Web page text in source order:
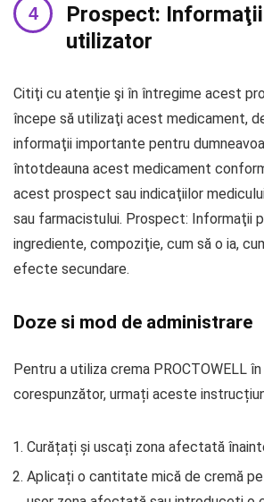
Prospect:
utilizator
Citiţi cu atenţie şi în întregime acest
începe să utilizaţi acest medicament,
informaţii importante pentru
întotdeauna acest medicament
acest prospect sau indicaţiilor
sau farmacistului. Prospect: Informaţii
ingrediente, compoziţie, cum să o ia,
efecte secundare.
Doze si mod de administrare
Pentru a utiliza crema PROCTOWELL
corespunzător, urmați aceste
Curățați și uscați zona afectată
Aplicați o cantitate mică de cremă